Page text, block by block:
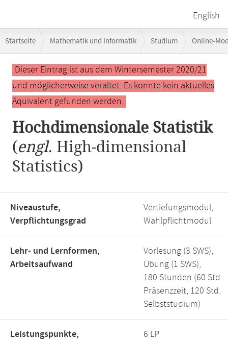
English
Navigation
Startseite Mathematik und Informatik Studium Online-
Hochdimensionale Statistik
Hauptinhalt
Dieser Eintrag ist aus dem Wintersemester 2020/21
und möglicherweise veraltet. Es konnte kein aktuelles
Äquivalent gefunden werden.
Hochdimensionale Statistik
(engl. High-dimensional
Statistics)
Niveaustufe,
Verpflichtungsgrad
Vertiefungsmodul,
Wahlpflichtmodul
Lehr- und Lernformen,
Arbeitsaufwand
Vorlesung (3 SWS),
Übung (1 SWS),
180 Stunden (60 Std.
Präsenzzeit, 120 Std.
Selbststudium)
Leistungspunkte,
6 LP